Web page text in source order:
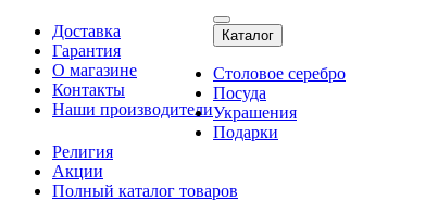
Доставка
Гарантия
О магазине
Контакты
Наши производители
Каталог
Столовое серебро
Посуда
Украшения
Подарки
Религия
Акции
Полный каталог товаров